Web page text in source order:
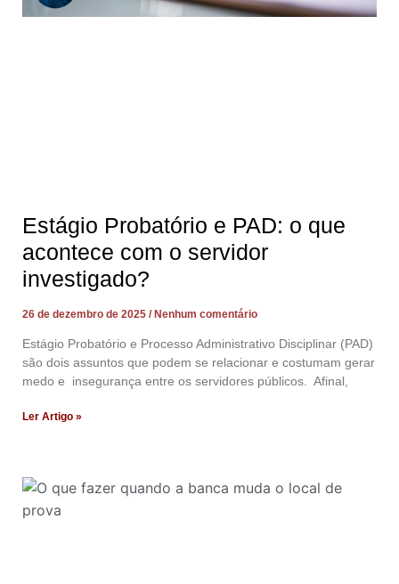
Estágio Probatório e PAD: o que
acontece com o servidor
investigado?
26 de dezembro de 2025 Nenhum comentário
Estágio Probatório e Processo Administrativo Disciplinar (PAD)
são dois assuntos que podem se relacionar e costumam gerar
medo e insegurança entre os servidores públicos. Afinal,
Ler Artigo »